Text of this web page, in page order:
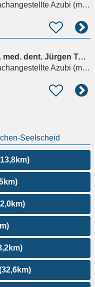
Zahnmedizinische Fachangestellte Azubi (m/w/d)
Kieferorthopädie Dr. med. dent. Jürgen Tuch
Zahnmedizinische Fachangestellte Azubi (m/w/d)
Seelscheid